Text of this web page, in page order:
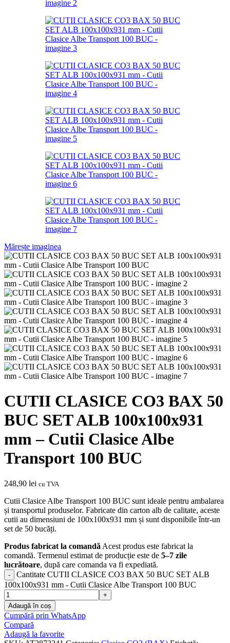
Mărește imaginea
CUTII CLASICE CO3 BAX 50
BUC SET ALB 100x100x931
mm – Cutii Clasice Albe
Transport 100 BUC
248,90 lei cu TVA
Cutii Clasice Albe Transport 100 BUC sunt ideale pentru ambalarea
și transportul produselor. Fabricate din carton alb de calitate, aceste
cutii au dimensiuni de 100x100x931 mm și sunt disponibile într-un
set de 50 bucăți.
Produs fabricat la comandă Acest produs este fabricat la
comandă. Termenul estimat de producție este de 5–7 zile
lucrătoare, după care comanda va fi expediată.
Cantitate CUTII CLASICE CO3 BAX 50 BUC SET ALB
100x100x931 mm - Cutii Clasice Albe Transport 100 BUC
Adaugă în coș
Cumpără prin WhatsApp
Compară
Adaugă la favorite